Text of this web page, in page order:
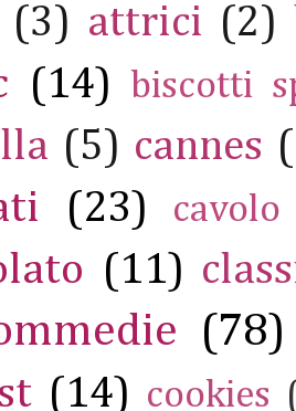
(3) attrici (2)
(14) biscotti
(5) cannes
(23) cavolo
(11)
(78)
(14) cookies